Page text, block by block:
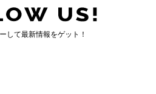
して最新情報をゲット！